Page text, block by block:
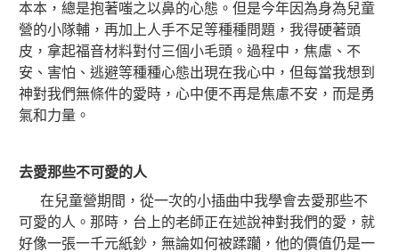
本本，總是抱著嗤之以鼻的心態。但是今年因為身為兒童
營的小隊輔，再加上人手不足等種種問題，我得硬著頭
皮，拿起福音材料對付三個小毛頭。過程中，焦慮、不
安、害怕、逃避等種種心態出現在我心中，但每當我想到
神對我們無條件的愛時， 心中便不再是焦慮不安，而是勇
氣和力量。
去愛那些不可愛的人
在兒童營期間，從一次的小插曲中我學會去愛那些不
可愛的人。那時，台上的老師正在述說神對我們的愛，就
好像一張一千元紙鈔，無論如何被蹂躪，他的價值仍是一